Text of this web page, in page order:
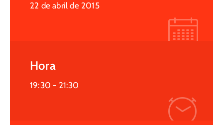
22 de abril de 2015
Hora
19:30 - 21:30